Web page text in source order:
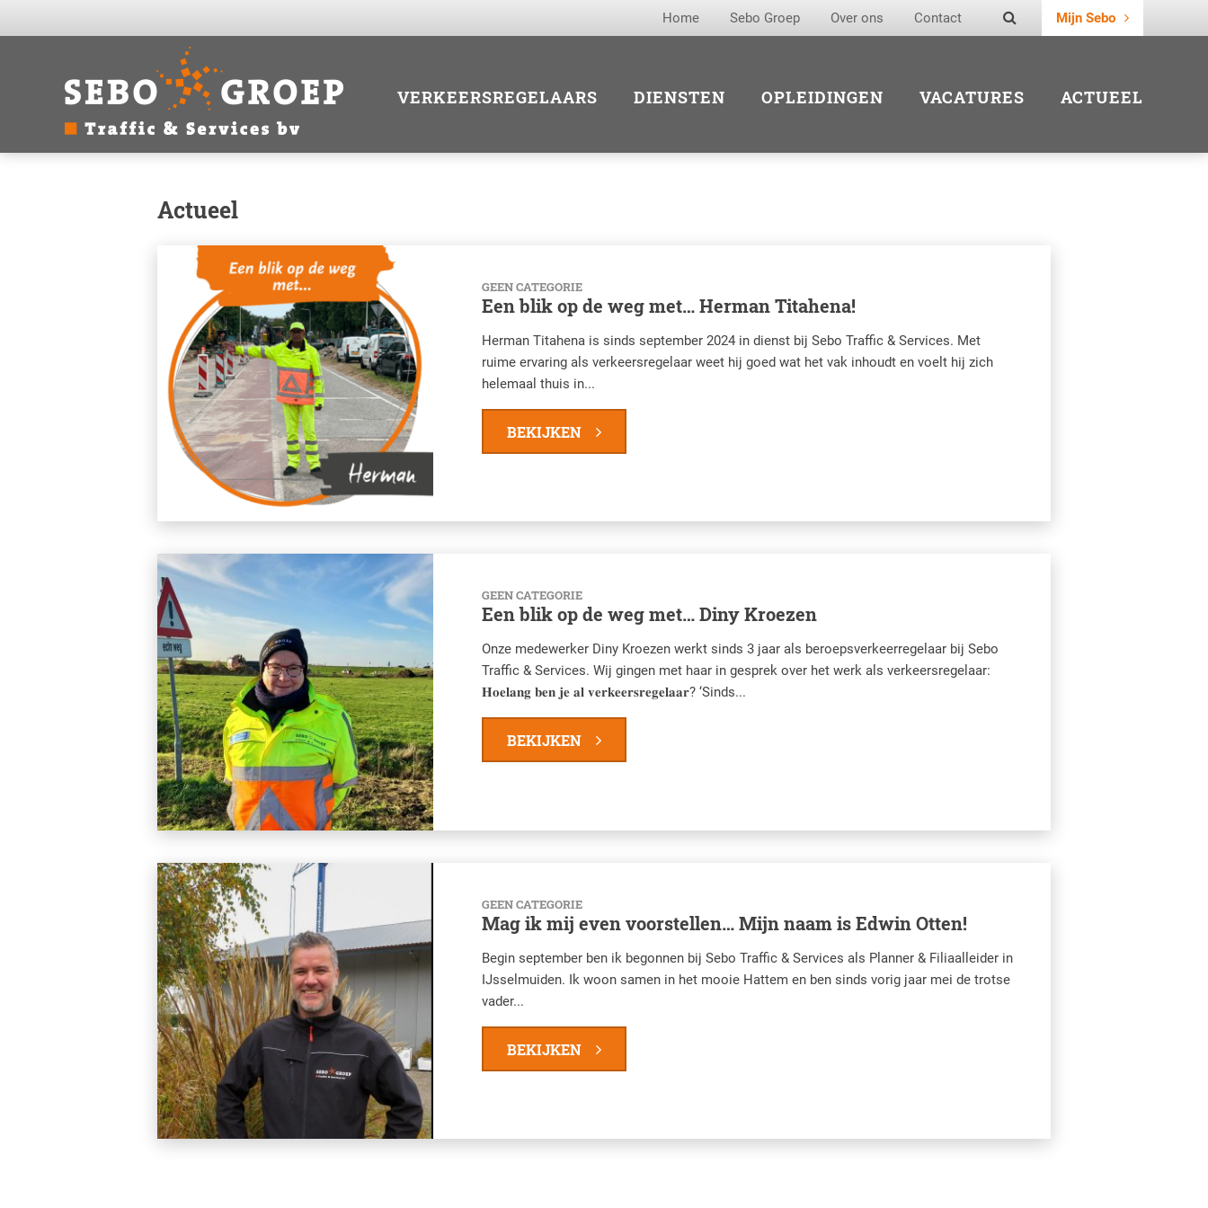
Home Sebo Groep Over ons Contact Mijn Sebo
VERKEERSREGELAARS DIENSTEN OPLEIDINGEN VACATURES ACTUEEL
Actueel
GEEN CATEGORIE
Een blik op de weg met… Herman Titahena!
Herman Titahena is sinds september 2024 in dienst bij Sebo Traffic & Services. Met
ruime ervaring als verkeersregelaar weet hij goed wat het vak inhoudt en voelt hij zich
helemaal thuis in...
BEKIJKEN
GEEN CATEGORIE
Een blik op de weg met… Diny Kroezen
Onze medewerker Diny Kroezen werkt sinds 3 jaar als beroepsverkeerregelaar bij Sebo
Traffic & Services. Wij gingen met haar in gesprek over het werk als verkeersregelaar:
𝐇𝐨𝐞𝐥𝐚𝐧𝐠 𝐛𝐞𝐧 𝐣𝐞 𝐚𝐥 𝐯𝐞𝐫𝐤𝐞𝐞𝐫𝐬𝐫𝐞𝐠𝐞𝐥𝐚𝐚𝐫? ‘Sinds...
BEKIJKEN
GEEN CATEGORIE
Mag ik mij even voorstellen… Mijn naam is Edwin Otten!
Begin september ben ik begonnen bij Sebo Traffic & Services als Planner & Filiaalleider in
IJsselmuiden. Ik woon samen in het mooie Hattem en ben sinds vorig jaar mei de trotse
vader...
BEKIJKEN